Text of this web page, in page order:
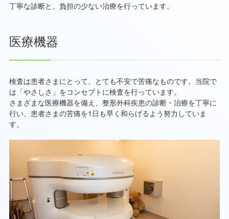
丁寧な診断と、負担の少ない治療を行っています。
医療機器
検査は患者さまにとって、とても不安で苦痛なものです。当院で
は「やさしさ」をコンセプトに検査を行っています。
さまざまな医療機器を備え、整形外科疾患の診断・治療を丁寧に
行い、患者さまの苦痛を1日も早く和らげるよう努力していま
す。